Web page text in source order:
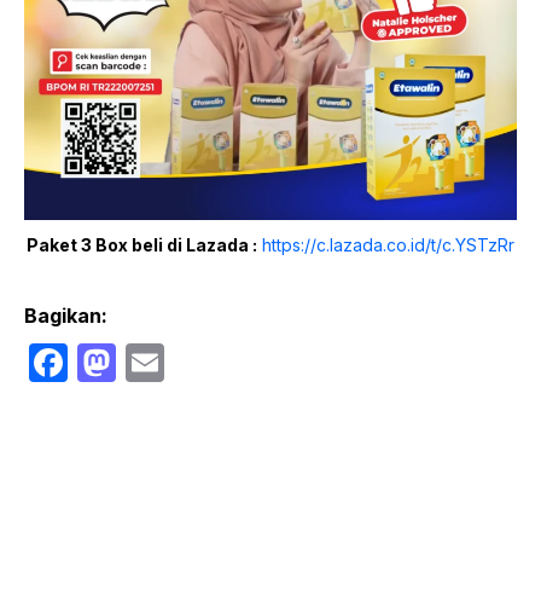
Paket 3 Box beli di Lazada : https://c.lazada.co.id/t/c.YSTzRr
Bagikan:
F
M